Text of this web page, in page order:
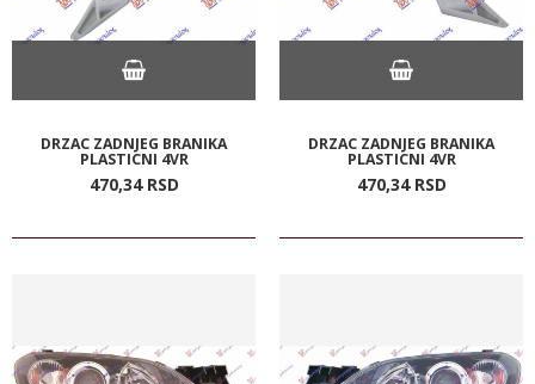
DRZAC ZADNJEG BRANIKA
PLASTICNI 4VR
470,34 RSD
DRZAC ZADNJEG BRANIKA
PLASTICNI 4VR
470,34 RSD